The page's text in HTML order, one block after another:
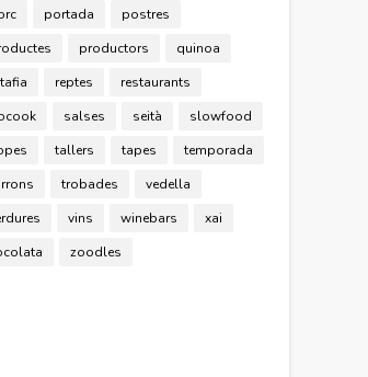
portada
postres
productors
quinoa
reptes
restaurants
salses seità
slowfood
tallers tapes
temporada
trobades
vedella
vins winebars
xai
zoodles